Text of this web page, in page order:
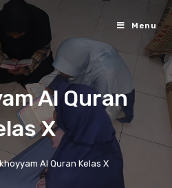
Menu
Al Quran
X
Al Quran Kelas X